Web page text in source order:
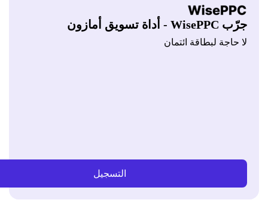
حاجة لبطاقة ائتمان
التسجيل